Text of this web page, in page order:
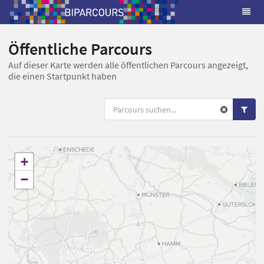
Öffentliche Parcours
Auf dieser Karte werden alle öffentlichen Parcours angezeigt,
die einen Startpunkt haben
+
−